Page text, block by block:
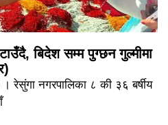
बिदेश सम्म पुग्छन गुल्मीमा
रेसुंगा नगरपालिका ८ की ३६ बर्षीय